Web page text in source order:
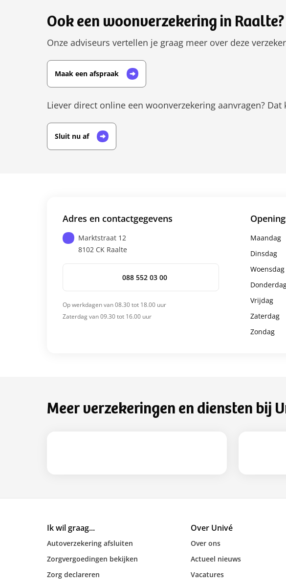
Ook een woonverzekering in Raalte?
Onze adviseurs vertellen je graag meer over deze
Maak een afspraak
Liever direct online een woonverzekering aanvragen?
Sluit nu af
Adres en contactgegevens
Marktstraat 12
8102 CK Raalte
088 552 03 00
Op werkdagen van 08.30 tot 18.00 uur
Zaterdag van 09.30 tot 16.00 uur
Maandag
Dinsdag
Woensdag
Vrijdag
Zaterdag
Zondag
Meer verzekeringen en diensten bij
Ik wil graag...
Autoverzekering afsluiten
Zorgvergoedingen bekijken
Zorg declareren
Over Univé
Over ons
Actueel nieuws
Vacatures